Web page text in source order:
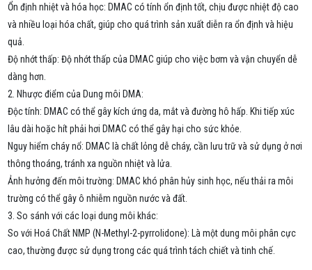
Ổn định nhiệt và hóa học: DMAC có tính ổn định tốt, chịu được nhiệt độ cao
và nhiều loại hóa chất, giúp cho quá trình sản xuất diễn ra ổn định và hiệu
quả.
Độ nhớt thấp: Độ nhớt thấp của DMAC giúp cho việc bơm và vận chuyển dễ
dàng hơn.
2. Nhược điểm của Dung môi DMA:
Độc tính: DMAC có thể gây kích ứng da, mắt và đường hô hấp. Khi tiếp xúc
lâu dài hoặc hít phải hơi DMAC có thể gây hại cho sức khỏe.
Nguy hiểm cháy nổ: DMAC là chất lỏng dễ cháy, cần lưu trữ và sử dụng ở nơi
thông thoáng, tránh xa nguồn nhiệt và lửa.
Ảnh hưởng đến môi trường: DMAC khó phân hủy sinh học, nếu thải ra môi
trường có thể gây ô nhiễm nguồn nước và đất.
3. So sánh với các loại dung môi khác:
So với Hoá Chất NMP (N-Methyl-2-pyrrolidone): Là một dung môi phân cực
cao, thường được sử dụng trong các quá trình tách chiết và tinh chế.